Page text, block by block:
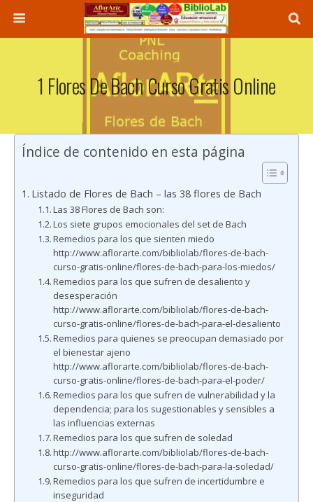
1 Flores De Bach Curso Gratis Online
Índice de contenido en esta página
Listado de Flores de Bach – las 38 flores de Bach
Las 38 Flores de Bach son:
Los siete grupos emocionales del set de Bach
Remedios para los que sienten miedo
http://www.aflorarte.com/bibliolab/flores-de-bach-
curso-gratis-online/flores-de-bach-para-los-miedos/
Remedios para los que sufren de desaliento y
desesperación
http://www.aflorarte.com/bibliolab/flores-de-bach-
curso-gratis-online/flores-de-bach-para-el-desaliento
Remedios para quienes se preocupan demasiado por
el bienestar ajeno
http://www.aflorarte.com/bibliolab/flores-de-bach-
curso-gratis-online/flores-de-bach-para-el-poder/
Remedios para los que sufren de vulnerabilidad y la
dependencia; para los sugestionables y sensibles a
las influencias externas
Remedios para los que sufren de soledad
http://www.aflorarte.com/bibliolab/flores-de-bach-
curso-gratis-online/flores-de-bach-para-la-soledad/
Remedios para los que sufren de incertidumbre e
inseguridad